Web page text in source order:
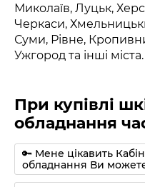
Миколаїв, Луцьк,
Черкаси,
Суми, Рівне,
Ужгород та інші міста.
При купівлі
обладнання
🔑 Мене цікавить
обладнання Ви